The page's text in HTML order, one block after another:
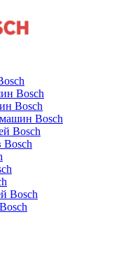
Bosch
Bosch
Bosch
Bosch
Bosch
Bosch